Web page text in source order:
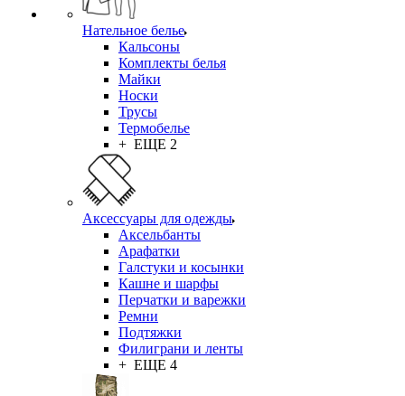
Нательное белье
Кальсоны
Комплекты белья
Майки
Носки
Трусы
Термобелье
+ ЕЩЕ 2
Аксессуары для одежды
Аксельбанты
Арафатки
Галстуки и косынки
Кашне и шарфы
Перчатки и варежки
Ремни
Подтяжки
Филиграни и ленты
+ ЕЩЕ 4